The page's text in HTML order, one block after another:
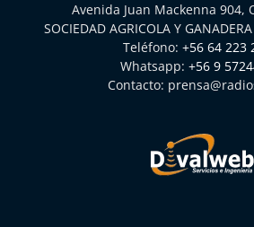
Avenida Juan Mackenna 904,
SOCIEDAD AGRICOLA Y
Teléfono: +56 64 223
Whatsapp: +56 9
Contacto: